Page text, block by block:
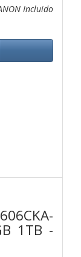
Incluido
1TB -